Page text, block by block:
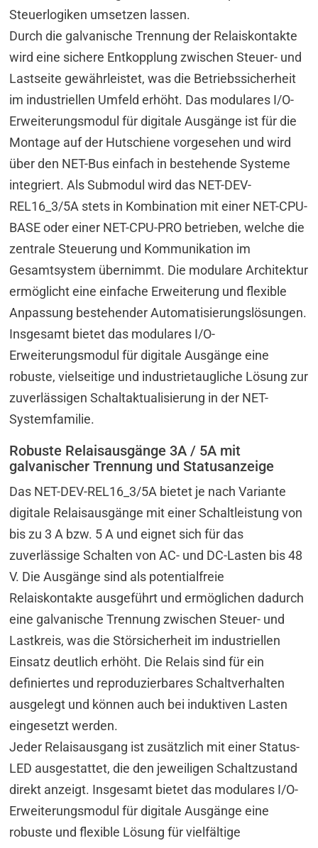
Steuerlogiken umsetzen lassen.
Durch die galvanische Trennung der Relaiskontakte
wird eine sichere Entkopplung zwischen Steuer- und
Lastseite gewährleistet, was die Betriebssicherheit
im industriellen Umfeld erhöht. Das modulares I/O-
Erweiterungsmodul für digitale Ausgänge ist für die
Montage auf der Hutschiene vorgesehen und wird
über den NET-Bus einfach in bestehende Systeme
integriert. Als Submodul wird das NET-DEV-
REL16_3/5A stets in Kombination mit einer NET-CPU-
BASE oder einer NET-CPU-PRO betrieben, welche die
zentrale Steuerung und Kommunikation im
Gesamtsystem übernimmt. Die modulare Architektur
ermöglicht eine einfache Erweiterung und flexible
Anpassung bestehender Automatisierungslösungen.
Insgesamt bietet das modulares I/O-
Erweiterungsmodul für digitale Ausgänge eine
robuste, vielseitige und industrietaugliche Lösung zur
zuverlässigen Schaltaktualisierung in der NET-
Systemfamilie.
Robuste Relaisausgänge 3A / 5A mit
galvanischer Trennung und Statusanzeige
Das NET-DEV-REL16_3/5A bietet je nach Variante
digitale Relaisausgänge mit einer Schaltleistung von
bis zu 3 A bzw. 5 A und eignet sich für das
zuverlässige Schalten von AC- und DC-Lasten bis 48
V. Die Ausgänge sind als potentialfreie
Relaiskontakte ausgeführt und ermöglichen dadurch
eine galvanische Trennung zwischen Steuer- und
Lastkreis, was die Störsicherheit im industriellen
Einsatz deutlich erhöht. Die Relais sind für ein
definiertes und reproduzierbares Schaltverhalten
ausgelegt und können auch bei induktiven Lasten
eingesetzt werden.
Jeder Relaisausgang ist zusätzlich mit einer Status-
LED ausgestattet, die den jeweiligen Schaltzustand
direkt anzeigt. Insgesamt bietet das modulares I/O-
Erweiterungsmodul für digitale Ausgänge eine
robuste und flexible Lösung für vielfältige